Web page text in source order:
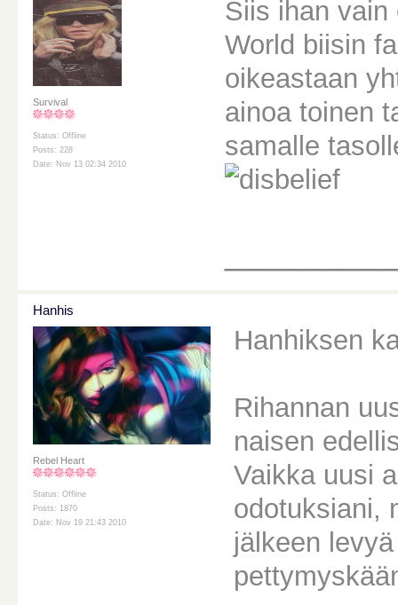
Survival
Status: Offline
Posts: 228
Date: Nov 13 02:34 2010
Siis ihan vain
World biisin
oikeastaan
ainoa toinen
samalle
Hanhis
Rebel Heart
Status: Offline
Posts: 1870
Date: Nov 19 21:43 2010
Hanhiksen
Rihannan
naisen
Vaikka uusi
odotuksiani,
jälkeen